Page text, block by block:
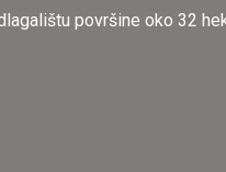
površine oko 32